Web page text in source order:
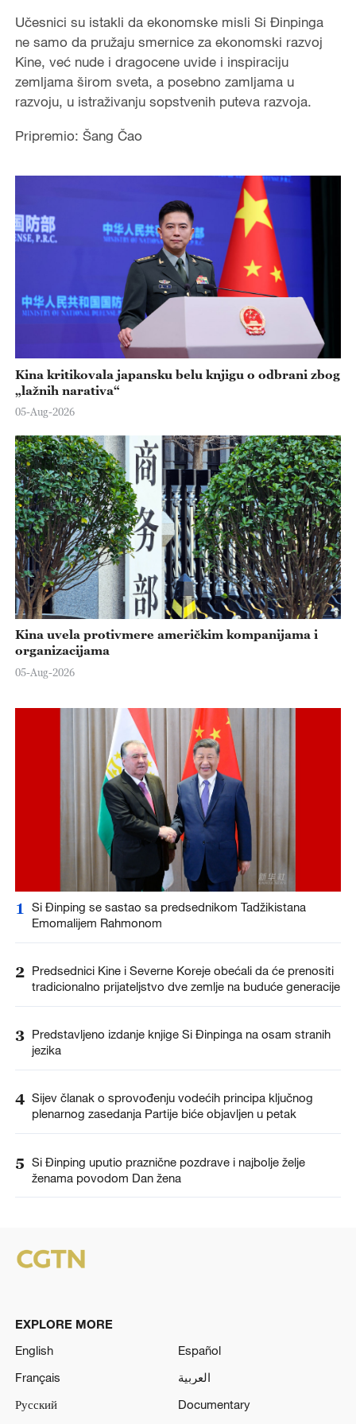
Učesnici su istakli da ekonomske misli Si Đinpinga
ne samo da pružaju smernice za ekonomski razvoj
Kine, već nude i dragocene uvide i inspiraciju
zemljama širom sveta, a posebno zamljama u
razvoju, u istraživanju sopstvenih puteva razvoja.
Pripremio: Šang Čao
Kina kritikovala japansku belu knjigu o odbrani zbog
„lažnih narativa“
05-Aug-2026
Kina uvela protivmere američkim kompanijama i
organizacijama
05-Aug-2026
1
Si Đinping se sastao sa predsednikom Tadžikistana
Emomalijem Rahmonom
2 Predsednici Kine i Severne Koreje obećali da će prenositi
tradicionalno prijateljstvo dve zemlje na buduće generacije
3 Predstavljeno izdanje knjige Si Đinpinga na osam stranih
jezika
4 Sijev članak o sprovođenju vodećih principa ključnog
plenarnog zasedanja Partije biće objavljen u petak
5 Si Đinping uputio praznične pozdrave i najbolje želje
ženama povodom Dan žena
EXPLORE MORE
English
Español
Français
العربية
Русский
Documentary